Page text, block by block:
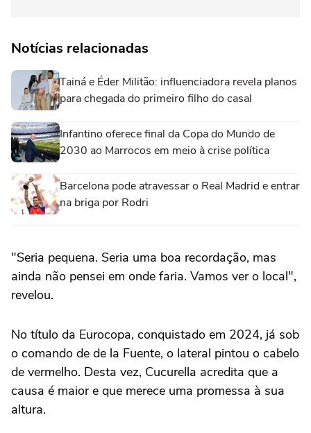
Notícias relacionadas
Tainá e Éder Militão: influenciadora revela planos
para chegada do primeiro filho do casal
Infantino oferece final da Copa do Mundo de
2030 ao Marrocos em meio à crise política
Barcelona pode atravessar o Real Madrid e entrar
na briga por Rodri
"Seria pequena. Seria uma boa recordação, mas
ainda não pensei em onde faria. Vamos ver o local",
revelou.
No título da Eurocopa, conquistado em 2024, já sob
o comando de de la Fuente, o lateral pintou o cabelo
de vermelho. Desta vez, Cucurella acredita que a
causa é maior e que merece uma promessa à sua
altura.